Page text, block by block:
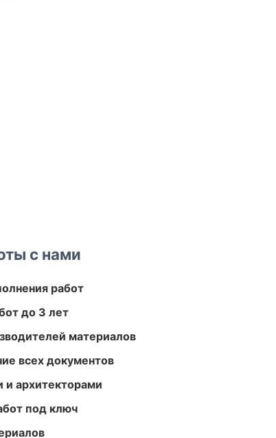
с нами
работ
до 3 лет
материалов
всех документов
и архитекторами
под ключ